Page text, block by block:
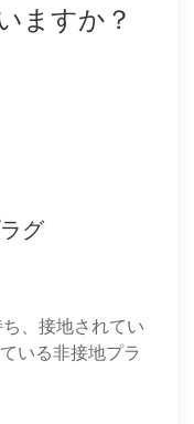
ますか？
グ
、接地されてい
いる非接地プラ